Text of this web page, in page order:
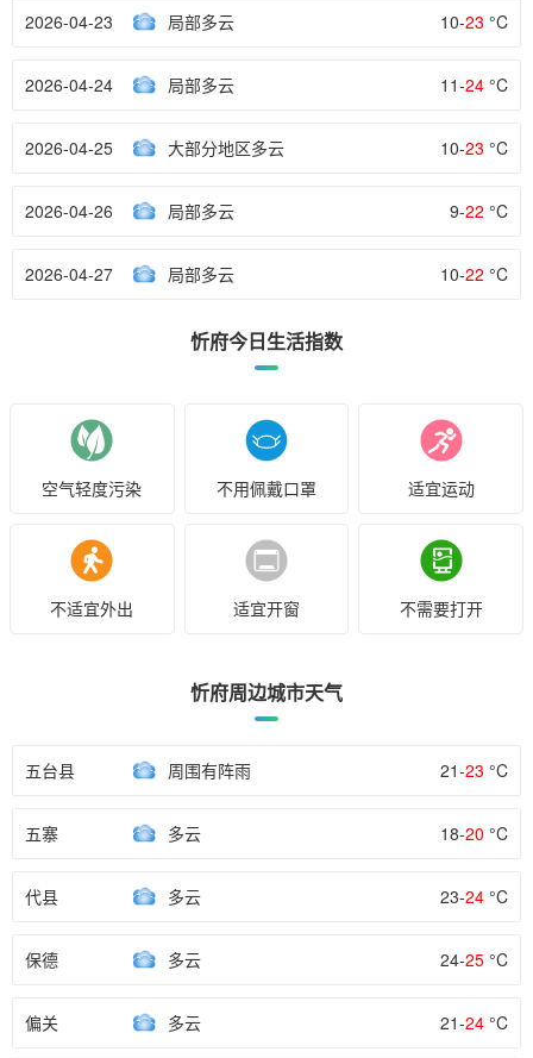
2026-04-23 局部多云 10-23 °C
2026-04-24 局部多云 11-24 °C
2026-04-25 大部分地区多云 10-23 °C
2026-04-26 局部多云 9-22 °C
2026-04-27 局部多云 10-22 °C
忻府今日生活指数
空气轻度污染 不用佩戴口罩 适宜运动
不适宜外出 适宜开窗 不需要打开
忻府周边城市天气
五台县 周围有阵雨 21-23 °C
五寨 多云 18-20 °C
代县 多云 23-24 °C
保德 多云 24-25 °C
偏关 多云 21-24 °C